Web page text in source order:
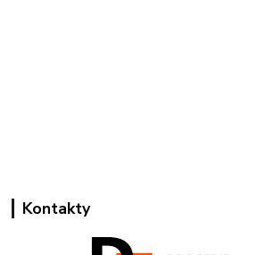
Kontakty